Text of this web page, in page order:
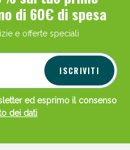
di 60€ di spesa
e offerte speciali
ISCRIVITI
ed esprimo il consenso
dei dati